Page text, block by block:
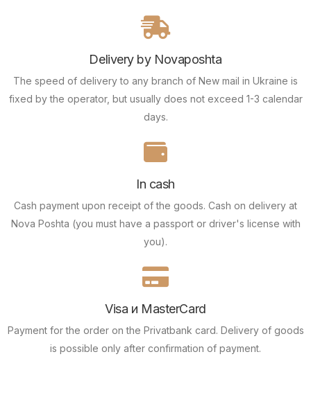
Delivery by Novaposhta
The speed of delivery to any branch of New mail in Ukraine is
fixed by the operator, but usually does not exceed 1-3 calendar
days.
In cash
Cash payment upon receipt of the goods. Cash on delivery at
Nova Poshta (you must have a passport or driver's license with
you).
Visa и MasterCard
Payment for the order on the Privatbank card. Delivery of goods
is possible only after confirmation of payment.